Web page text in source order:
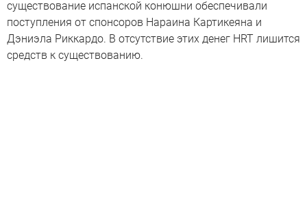
существование испанской конюшни обеспечивали
поступления от спонсоров Нараина Картикеяна и
Дэниэла Риккардо. В отсутствие этих денег HRT лишится
средств к существованию.